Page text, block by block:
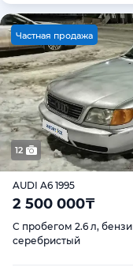
Частная продажа
12
AUDI A6 1995
2 500 000₸
С пробегом 2.6 л,
серебристый